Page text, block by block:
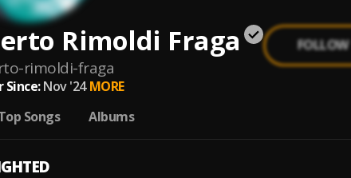
Rimoldi Fraga
rimoldi-fraga
FOLLOW
Since: Nov '24 MORE
Songs Albums